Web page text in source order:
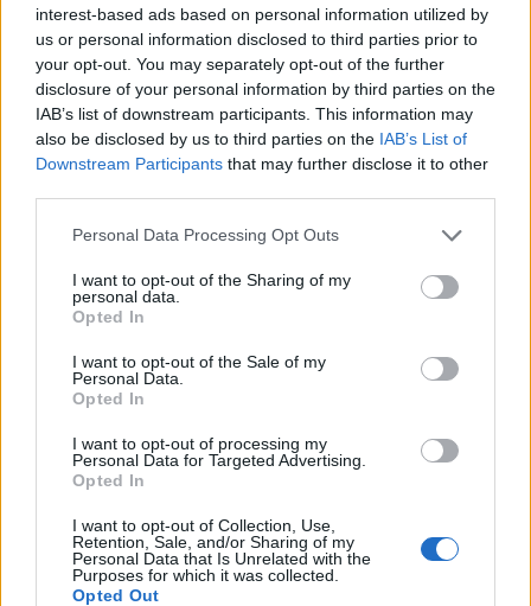
interest-based ads based on personal information utilized by
us or personal information disclosed to third parties prior to
your opt-out. You may separately opt-out of the further
disclosure of your personal information by third parties on the
IAB’s list of downstream participants. This information may
also be disclosed by us to third parties on the IAB’s List of
Downstream Participants that may further disclose it to other
Please note that this website/app uses one or more Google
not limited to your visit or usage behaviour. You may click to
grant or deny consent to Google and its third-party tags to
use your data for below specified purposes in below Google
consent section.
Personal Data Processing Opt Outs
I want to opt-out of the Sharing of my
personal data.
Opted In
I want to opt-out of the Sale of my
Personal Data.
Opted In
I want to opt-out of processing my
Personal Data for Targeted Advertising.
Opted In
I want to opt-out of Collection, Use,
Retention, Sale, and/or Sharing of my
Personal Data that Is Unrelated with the
Purposes for which it was collected.
Opted Out
Lucía Herrera · 7 Ago 2026
NEWS